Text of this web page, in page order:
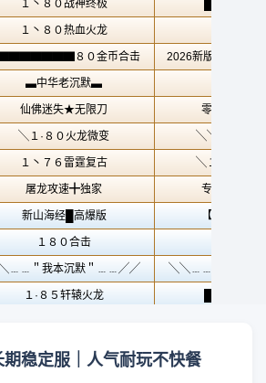
稳定服｜人气耐玩不快餐